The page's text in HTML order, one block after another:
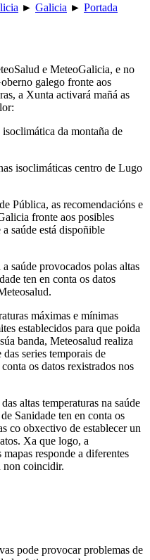
► Galicia ► Portada
e MeteoGalicia, e no
galego fronte aos
a Xunta activará mañá as
isoclimática da montaña de
isoclimáticas centro de Lugo
Pública, as recomendacións e
fronte aos posibles
saúde está dispoñible
saúde provocados polas altas
ten en conta os datos
máximas e mínimas
establecidos para que poida
banda, Meteosalud realiza
series temporais de
os datos rexistrados nos
altas temperaturas na saúde
Sanidade ten en conta os
co obxectivo de establecer un
Xa que logo, a
responde a diferentes
non coincidir.
pode provocar problemas de